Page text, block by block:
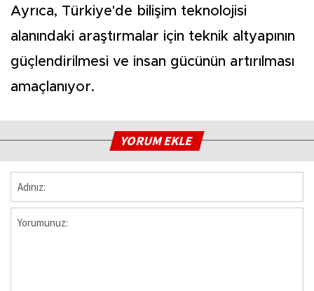
Ayrıca, Türkiye'de bilişim teknolojisi
alanındaki araştırmalar için teknik altyapının
güçlendirilmesi ve insan gücünün artırılması
amaçlanıyor.
YORUM EKLE